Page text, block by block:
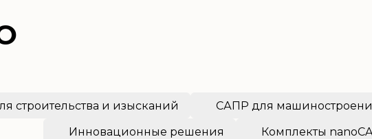
строительства и изысканий САПР для
Инновационные решения
Комплекты